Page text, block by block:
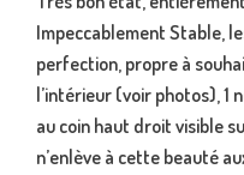
Impeccablement Stable,
perfection, propre à
l’intérieur (voir photos), 1
au coin haut droit visible
n’enlève à cette beauté